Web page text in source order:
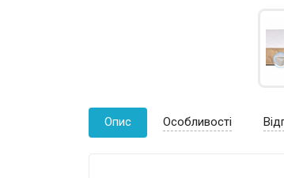
Опис Особливості